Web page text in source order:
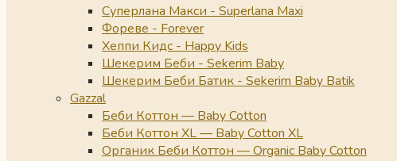
Суперлана Макси - Superlana Maxi
Фореве - Forever
Хеппи Кидс - Happy Kids
Шекерим Беби - Sekerim Baby
Шекерим Беби Батик - Sekerim Baby Batik
Gazzal
Беби Коттон — Baby Cotton
Беби Коттон XL — Baby Cotton XL
Органик Беби Коттон — Organic Baby Cotton